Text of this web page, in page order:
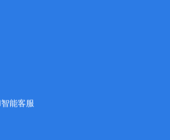
湖南
能客服